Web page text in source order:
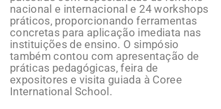
nacional e internacional e 24 workshops
práticos, proporcionando ferramentas
concretas para aplicação imediata nas
instituições de ensino. O simpósio
também contou com apresentação de
práticas pedagógicas, feira de
expositores e visita guiada à Coree
International School.